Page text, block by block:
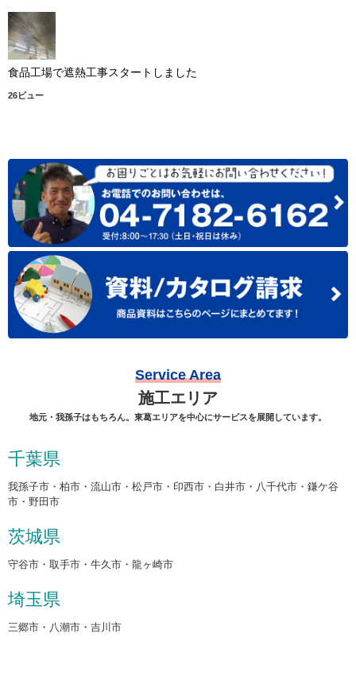
食品工場で遮熱工事スタートしました
26ビュー
Service Area
施工エリア
地元・我孫子はもちろん。東葛エリアを中心にサービスを展開しています。
千葉県
我孫子市・柏市・流山市・松戸市・印西市・白井市・八千代市・鎌ケ谷
市・野田市
茨城県
守谷市・取手市・牛久市・龍ヶ崎市
埼玉県
三郷市・八潮市・吉川市